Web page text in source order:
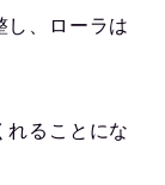
し、ローラは
れることにな